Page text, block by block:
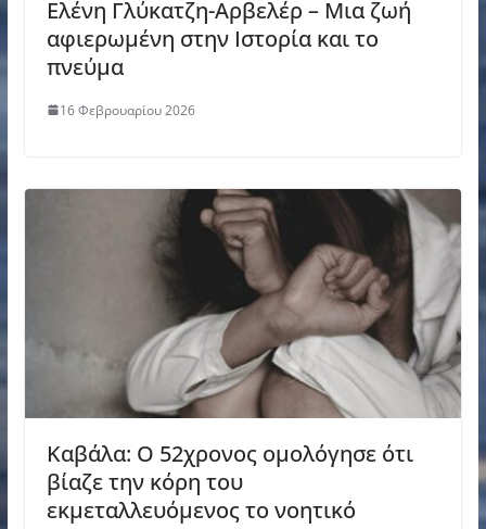
Ελένη Γλύκατζη-Αρβελέρ – Μια ζωή
αφιερωμένη στην Ιστορία και το
πνεύμα
16 Φεβρουαρίου 2026
Καβάλα: Ο 52χρονος ομολόγησε ότι
βίαζε την κόρη του
εκμεταλλευόμενος το νοητικό